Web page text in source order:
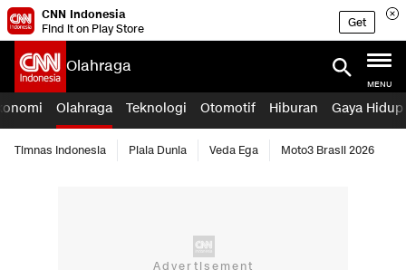
CNN Indonesia
Find it on Play Store
Get
Olahraga
MENU
Olahraga Teknologi Otomotif Hiburan Gaya Hidup
Timnas Indonesia Piala Dunia Veda Ega Moto3 Brasil 2026